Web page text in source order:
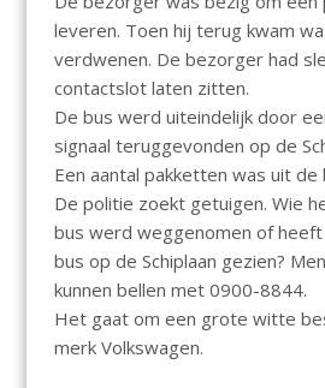
o
k
p
p
n
leveren. Toen hij terug kwam
verdwenen. De bezorger had
contactslot laten zitten.
De bus werd uiteindelijk door
signaal teruggevonden op de
Een aantal pakketten was uit de
De politie zoekt getuigen. Wie
bus werd weggenomen of
bus op de Schiplaan gezien?
kunnen bellen met 0900-8844.
Het gaat om een grote witte
merk Volkswagen.